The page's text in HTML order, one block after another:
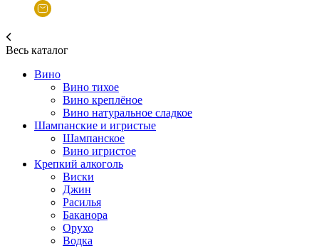
Весь каталог
Вино
Вино тихое
Вино креплёное
Вино натуральное сладкое
Шампанские и игристые
Шампанское
Вино игристое
Крепкий алкоголь
Виски
Джин
Расилья
Баканора
Орухо
Водка